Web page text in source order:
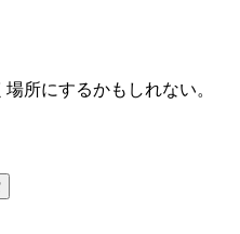
所にするかもしれない。